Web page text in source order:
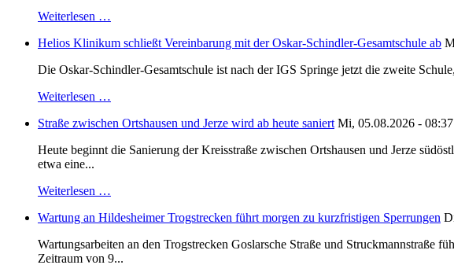
Weiterlesen …
Helios Klinikum schließt Vereinbarung mit der Oskar-Schindler-Gesamtschule ab
Die Oskar-Schindler-Gesamtschule ist nach der IGS Springe jetzt die zweite
Weiterlesen …
Straße zwischen Ortshausen und Jerze wird ab heute saniert Mi, 05.08.2026 - 08:37
Heute beginnt die Sanierung der Kreisstraße zwischen Ortshausen und Jerze
etwa eine...
Weiterlesen …
Wartung an Hildesheimer Trogstrecken führt morgen zu kurzfristigen Sperrungen
Wartungsarbeiten an den Trogstrecken Goslarsche Straße und
Zeitraum von 9...